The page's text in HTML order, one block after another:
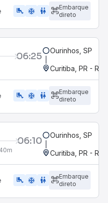
airline_seat_legroom_extra ac_unit WC
Embarque
direto
06:25 Ourinhos, SP
Curitiba, PR -
airline_seat_legroom_extra ac_unit wc
Embarque
direto
06:10 Ourinhos, SP
Curitiba, PR -
airline_seat_legroom_extra ac_unit wc
Embarque
direto